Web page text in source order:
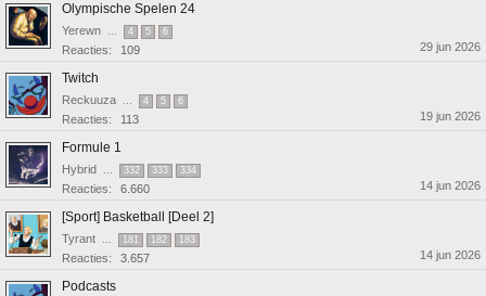
Olympische Spelen 24
Yerewn ... 4 5 6
Reacties: 109 29 jun 2026
Twitch
Reckuuza ... 4 5 6
Reacties: 113 19 jun 2026
Formule 1
Hybrid ... 332 333 334
Reacties: 6.660 14 jun 2026
[Sport] Basketball [Deel 2]
Tyrant ... 181 182 183
Reacties: 3.657 14 jun 2026
Podcasts